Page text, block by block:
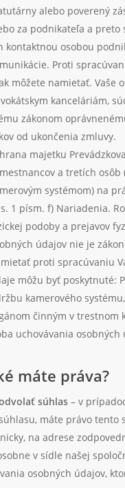
alebo poverený
za podnikateľa a preto
kontaktnou osobou
Proti
môžete namietať. Vaše
kanceláriám,
zákonom
od ukončenia zmluvy.
majetku
a tretích
systémom) na
1 písm. f) Nariadenia.
podoby a prejavov
údajov nie je
proti spracúvaniu
môžu byť poskytnuté:
kamerového
činným v trestnom
uchovávania osobných
máte práva?
súhlas – v
máte právo tento
na adrese
v sídle našej
osobných údajov,